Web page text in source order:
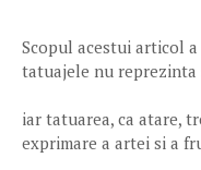
Scopul acestui articol
tatuajele nu reprezinta
iar tatuarea, ca atare,
exprimare a artei si a